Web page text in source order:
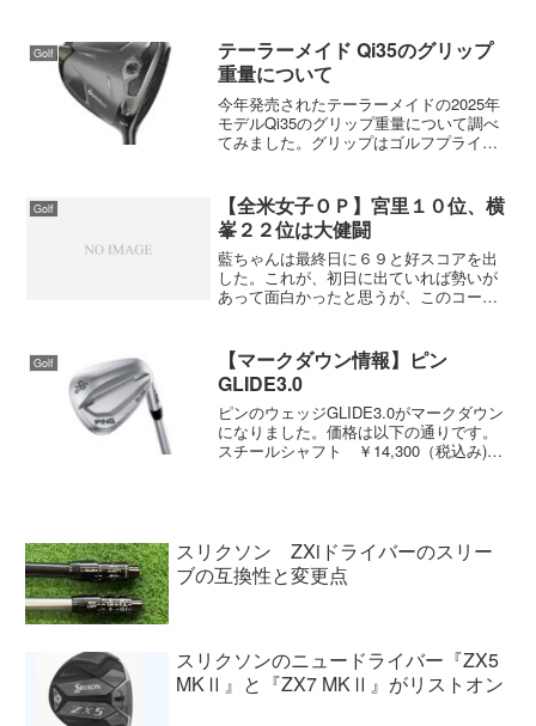
三菱ケミカルのDiamana第5世代の...
Golf
テーラーメイド Qi35のグリップ
重量について
今年発売されたテーラーメイドの2025年
モデルQi35のグリップ重量について調べ
てみました。グリップはゴルフプライド
りました。Qi10では久しぶりにゴルフプ
ライドを...
Golf
【全米女子ＯＰ】宮里１０位、横
峯２２位は大健闘
藍ちゃんは最終日に６９と好スコアを出
した。これが、初日に出ていれば勢いが
あって面白かったと思うが、このコース
イアンをチョイス出来ればいいが距離が
出ないのでＦＷを使うしか...
Golf
【マークダウン情報】ピン
GLIDE3.0
ピンのウェッジGLIDE3.0がマークダウン
になりました。価格は以下の通りです。
スチールシャフト ￥14,300（税込み)純
スリクソン ZXiドライバーのスリー
ブの互換性と変更点
スリクソンのニュードライバー『ZX5
MKⅡ』と『ZX7 MKⅡ』がリストオン